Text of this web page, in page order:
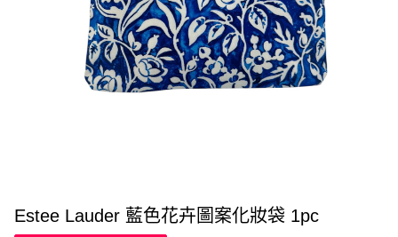
Estee Lauder 藍色花卉圖案化妝袋 1pc